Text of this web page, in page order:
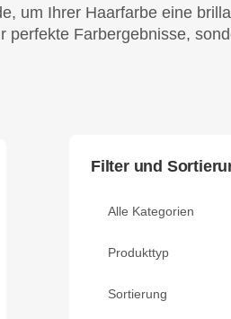
um Ihrer Haarfarbe eine
perfekte Farbergebnisse,
Filter und
Alle Kategorien
Produkttyp
Sortierung